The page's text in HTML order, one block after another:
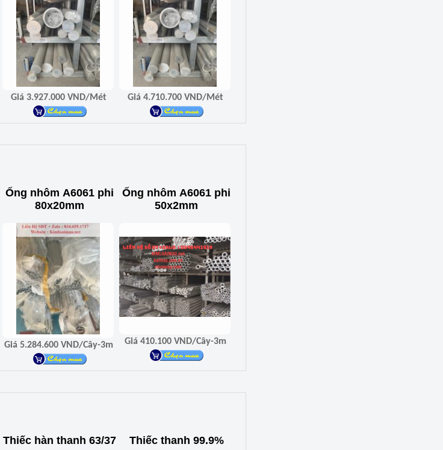
Giá 3.927.000 VND/Mét Giá 4.710.700 VND/Mét
Ống nhôm A6061 phi
80x20mm
Giá 5.284.600 VND/Cây-3m
Ống nhôm A6061 phi
50x2mm
Giá 410.100 VND/Cây-3m
Thiếc hàn thanh 63/37 Thiếc thanh 99.9%